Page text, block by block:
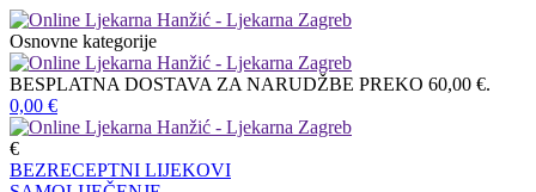
Osnovne kategorije
BESPLATNA DOSTAVA ZA NARUDŽBE PREKO 60,00 €.
0,00 €
€
BEZRECEPTNI LIJEKOVI